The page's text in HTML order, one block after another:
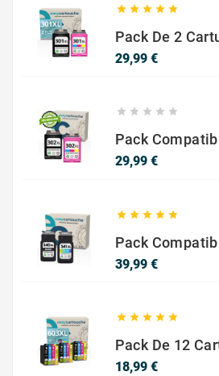
    
29,99 €Precio
    
29,99 €Precio
    
39,99 €Precio
    
18,99 €Precio